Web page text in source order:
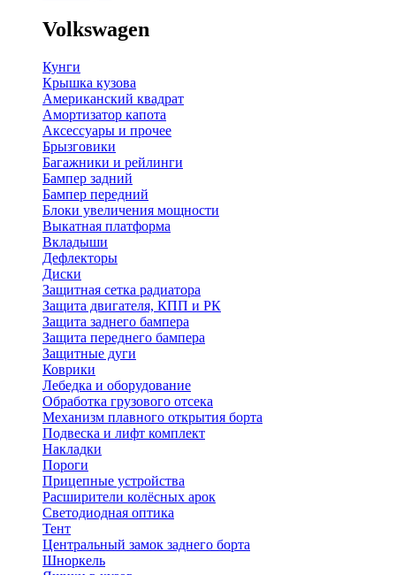
Volkswagen
Кунги
Крышка кузова
Американский квадрат
Амортизатор капота
Аксессуары и прочее
Брызговики
Багажники и рейлинги
Бампер задний
Бампер передний
Блоки увеличения мощности
Выкатная платформа
Вкладыши
Дефлекторы
Диски
Защитная сетка радиатора
Защита двигателя, КПП и РК
Защита заднего бампера
Защита переднего бампера
Защитные дуги
Коврики
Лебедка и оборудование
Обработка грузового отсека
Механизм плавного открытия борта
Подвеска и лифт комплект
Накладки
Пороги
Прицепные устройства
Расширители колёсных арок
Светодиодная оптика
Тент
Центральный замок заднего борта
Шноркель